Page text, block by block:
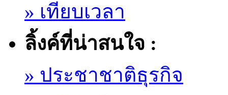
» เทียบเวลา
ลิ้งค์ที่น่าสนใจ :
» ประชาชาติธุรกิจ